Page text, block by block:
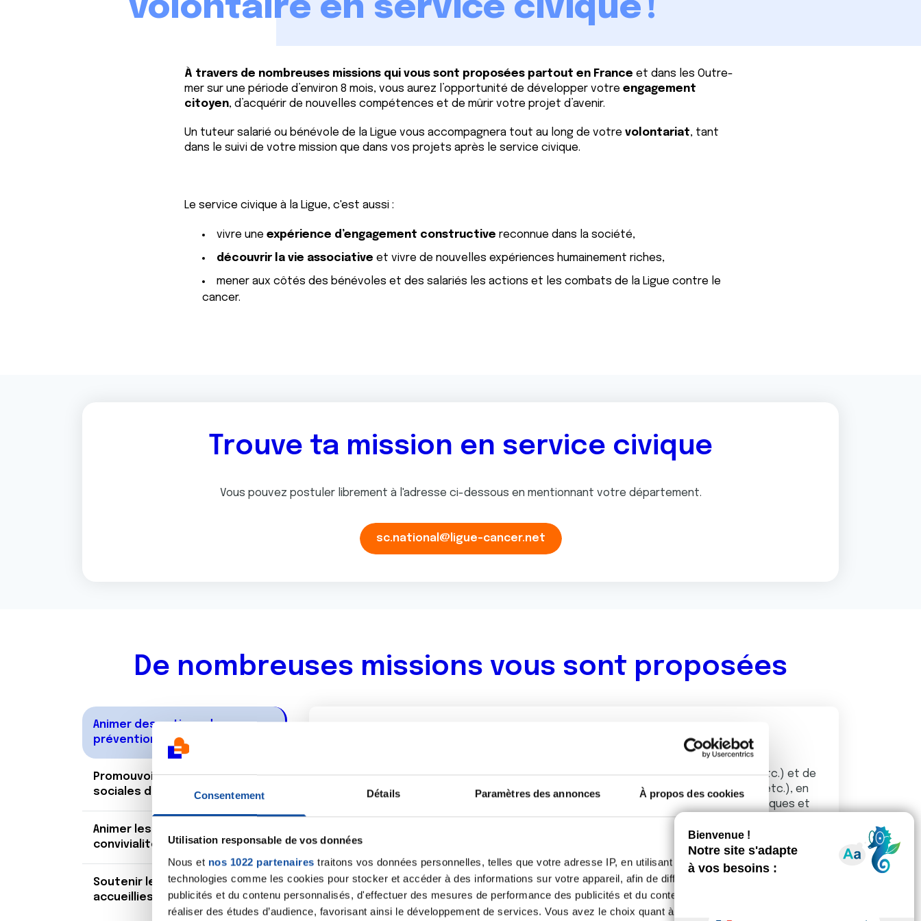
Consentement Détails Paramètres des annonces À propos des cookies
Utilisation responsable de vos données
Nous et nos 1022 partenaires traitons vos données personnelles, telles que votre adresse IP, en utilisant des
technologies comme les cookies pour stocker et accéder à des informations sur votre appareil, afin de diffuser des
publicités et du contenu personnalisés, d'effectuer des mesures de performance des publicités et du contenu, ainsi que de
réaliser des études d’audience, favorisant ainsi le développement de services. Vous avez le choix quant à l'utilisation de
volontaire en service civique !
À travers de nombreuses missions qui vous sont proposées partout en France et dans les Outre-
mer sur une période d’environ 8 mois, vous aurez l’opportunité de développer votre engagement
citoyen, d’acquérir de nouvelles compétences et de mûrir votre projet d’avenir.
Un tuteur salarié ou bénévole de la Ligue vous accompagnera tout au long de votre volontariat, tant
dans le suivi de votre mission que dans vos projets après le service civique.
Le service civique à la Ligue, c'est aussi :
vivre une expérience d’engagement constructive reconnue dans la société,
découvrir la vie associative et vivre de nouvelles expériences humainement riches,
mener aux côtés des bénévoles et des salariés les actions et les combats de la Ligue contre le
cancer.
Trouve ta mission en service civique
Vous pouvez postuler librement à l'adresse ci-dessous en mentionnant votre département.
sc.national@ligue-cancer.net
De nombreuses missions vous sont proposées
Animer des actions de
prévention
Promouvoir les actions
sociales de la Ligue
Animer les lieux de
convivialité
Soutenir les personnes
accueillies à la Ligue
Participer aux actions de prévention (tabac, alcool, alimentation, environnement, etc.) et de
promotion au dépistage lors des campagnes nationales (Octobre rose, Mars bleu, etc.), en
milieu scolaire, construire des projets autour de la prévention (création d’outils ludiques et
pédagogiques).